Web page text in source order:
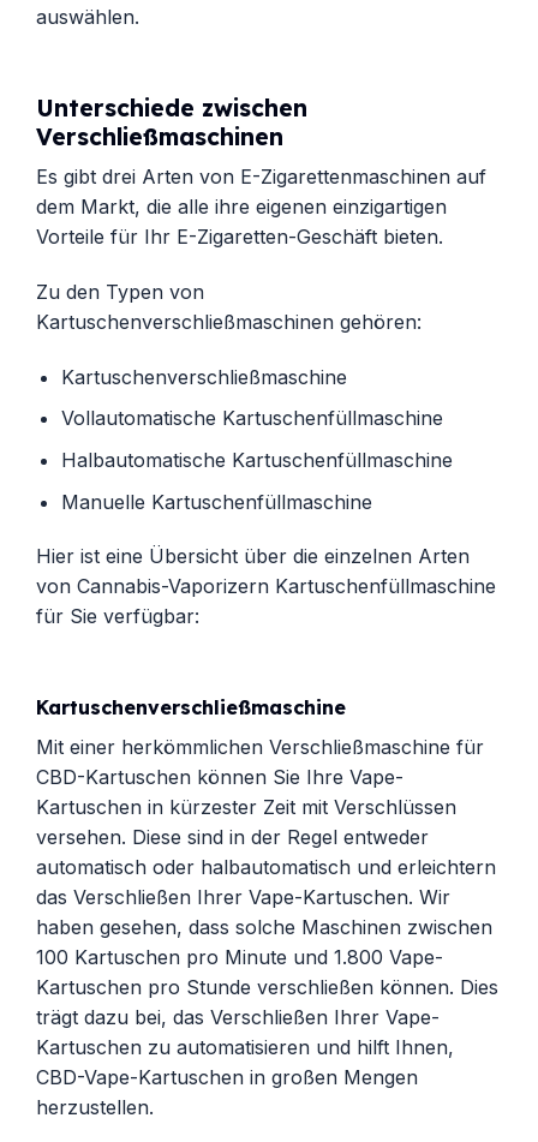
auswählen.
Unterschiede zwischen
Verschließmaschinen
Es gibt drei Arten von E-Zigarettenmaschinen auf
dem Markt, die alle ihre eigenen einzigartigen
Vorteile für Ihr E-Zigaretten-Geschäft bieten.
Zu den Typen von
Kartuschenverschließmaschinen gehören:
Kartuschenverschließmaschine
Vollautomatische Kartuschenfüllmaschine
Halbautomatische Kartuschenfüllmaschine
Manuelle Kartuschenfüllmaschine
Hier ist eine Übersicht über die einzelnen Arten
von Cannabis-Vaporizern Kartuschenfüllmaschine
für Sie verfügbar:
Kartuschenverschließmaschine
Mit einer herkömmlichen Verschließmaschine für
CBD-Kartuschen können Sie Ihre Vape-
Kartuschen in kürzester Zeit mit Verschlüssen
versehen. Diese sind in der Regel entweder
automatisch oder halbautomatisch und erleichtern
das Verschließen Ihrer Vape-Kartuschen. Wir
haben gesehen, dass solche Maschinen zwischen
100 Kartuschen pro Minute und 1.800 Vape-
Kartuschen pro Stunde verschließen können. Dies
trägt dazu bei, das Verschließen Ihrer Vape-
Kartuschen zu automatisieren und hilft Ihnen,
CBD-Vape-Kartuschen in großen Mengen
herzustellen.